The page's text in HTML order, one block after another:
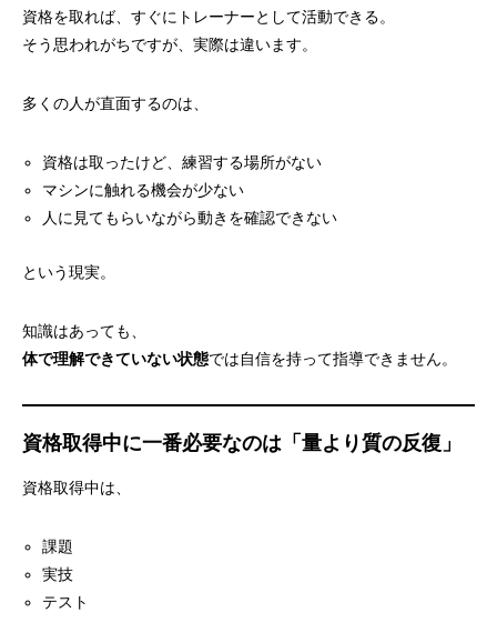
資格を取れば、すぐにトレーナーとして活動できる。
そう思われがちですが、実際は違います。
多くの人が直面するのは、
資格は取ったけど、練習する場所がない
マシンに触れる機会が少ない
人に見てもらいながら動きを確認できない
という現実。
知識はあっても、
体で理解できていない状態では自信を持って指導できません。
資格取得中に一番必要なのは「量より質の反復」
資格取得中は、
課題
実技
テスト